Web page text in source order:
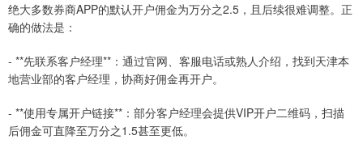
绝大多数券商APP的默认开户佣金为万分之2.5，且后续很难调整。正
确的做法是：
- **先联系客户经理**：通过官网、客服电话或熟人介绍，找到天津本
地营业部的客户经理，协商好佣金再开户。
- **使用专属开户链接**：部分客户经理会提供VIP开户二维码，扫描
后佣金可直降至万分之1.5甚至更低。